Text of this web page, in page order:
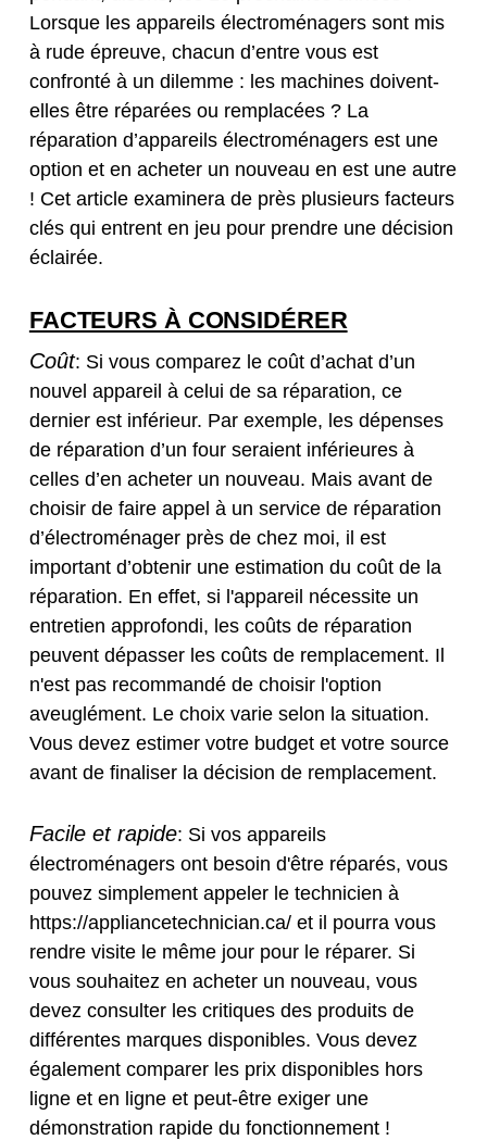
Lorsque les appareils électroménagers sont mis
à rude épreuve, chacun d’entre vous est
confronté à un dilemme : les machines doivent-
elles être réparées ou remplacées ? La
réparation d’appareils électroménagers est une
option et en acheter un nouveau en est une autre
! Cet article examinera de près plusieurs facteurs
clés qui entrent en jeu pour prendre une décision
éclairée.
FACTEURS À CONSIDÉRER
Coût: Si vous comparez le coût d’achat d’un
nouvel appareil à celui de sa réparation, ce
dernier est inférieur. Par exemple, les dépenses
de réparation d’un four seraient inférieures à
celles d’en acheter un nouveau. Mais avant de
choisir de faire appel à un service de réparation
d’électroménager près de chez moi, il est
important d’obtenir une estimation du coût de la
réparation. En effet, si l'appareil nécessite un
entretien approfondi, les coûts de réparation
peuvent dépasser les coûts de remplacement. Il
n'est pas recommandé de choisir l'option
aveuglément. Le choix varie selon la situation.
Vous devez estimer votre budget et votre source
avant de finaliser la décision de remplacement.
Facile et rapide: Si vos appareils
électroménagers ont besoin d'être réparés, vous
pouvez simplement appeler le technicien à
https://appliancetechnician.ca/ et il pourra vous
rendre visite le même jour pour le réparer. Si
vous souhaitez en acheter un nouveau, vous
devez consulter les critiques des produits de
différentes marques disponibles. Vous devez
également comparer les prix disponibles hors
ligne et en ligne et peut-être exiger une
démonstration rapide du fonctionnement !